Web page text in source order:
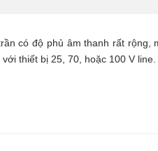
có độ phủ âm thanh rất
thiết bị 25, 70, hoặc 100 V line.